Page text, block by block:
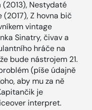
Nestydaté
(2017), Z hovna bič
vintage
Sinatry, čivav a
hráče na
bude nástrojem 21.
(píše údajně
aby mu za ně
je
interpret.